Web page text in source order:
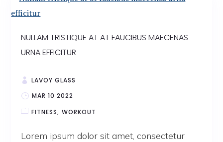
NULLAM TRISTIQUE AT AT FAUCIBUS MAECENAS
URNA EFFICITUR
LAVOY GLASS
MAR 10 2022
FITNESS WORKOUT
Lorem ipsum dolor sit amet, consectetur